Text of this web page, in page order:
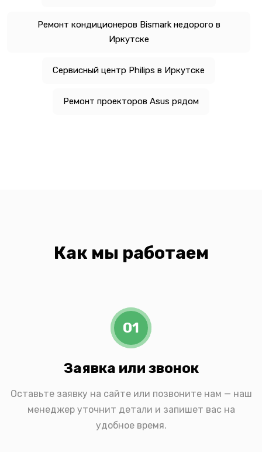
Ремонт кондиционеров Bismark недорого в
Иркутске
Сервисный центр Philips в Иркутске
Ремонт проекторов Asus рядом
Как мы работаем
01
Заявка или звонок
Оставьте заявку на сайте или позвоните нам — наш
менеджер уточнит детали и запишет вас на
удобное время.